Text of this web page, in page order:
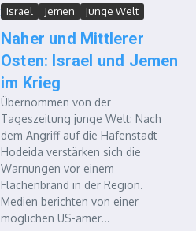
Israel Jemen junge Welt
Naher und Mittlerer
Osten: Israel und Jemen
im Krieg
Übernommen von der
Tageszeitung junge Welt: Nach
dem Angriff auf die Hafenstadt
Hodeida verstärken sich die
Warnungen vor einem
Flächenbrand in der Region.
Medien berichten von einer
möglichen US-amer...